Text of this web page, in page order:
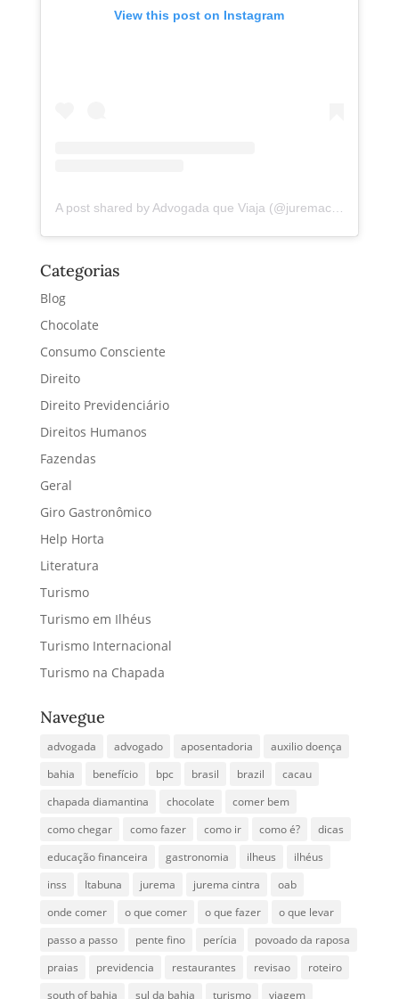
View this post on Instagram
A post shared by Advogada que Viaja (@juremacintra)
Categorias
Blog
Chocolate
Consumo Consciente
Direito
Direito Previdenciário
Direitos Humanos
Fazendas
Geral
Giro Gastronômico
Help Horta
Literatura
Turismo
Turismo em Ilhéus
Turismo Internacional
Turismo na Chapada
Navegue
advogada advogado aposentadoria
auxilio doença
bahia
benefício bpc brasil brazil
cacau
chapada diamantina
chocolate
comer bem
como chegar
como fazer como ir como é?
dicas
educação financeira
gastronomia ilheus
ilhéus
inss
Itabuna jurema jurema cintra
oab
onde comer
o que comer o que fazer
o que levar
passo a passo
pente fino perícia
povoado da raposa
praias
previdencia restaurantes revisao
roteiro
south of bahia
sul da bahia turismo viagem